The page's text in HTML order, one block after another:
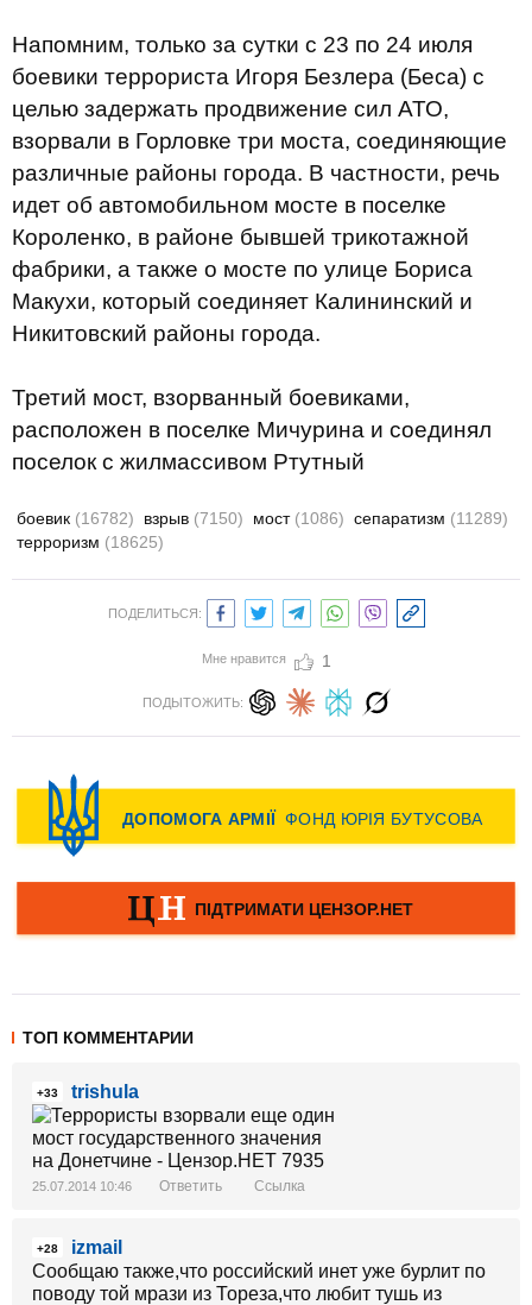
Напомним, только за сутки с 23 по 24 июля
боевики террориста Игоря Безлера (Беса) с
целью задержать продвижение сил АТО,
взорвали в Горловке три моста, соединяющие
различные районы города. В частности, речь
идет об автомобильном мосте в поселке
Короленко, в районе бывшей трикотажной
фабрики, а также о мосте по улице Бориса
Макухи, который соединяет Калининский и
Никитовский районы города.
Третий мост, взорванный боевиками,
расположен в поселке Мичурина и соединял
поселок с жилмассивом Ртутный
боевик (16782) взрыв (7150) мост (1086) сепаратизм (11289)
терроризм (18625)
ПОДЕЛИТЬСЯ:
Мне нравится 1
ПОДЫТОЖИТЬ:
ТОП КОММЕНТАРИИ
+33 trishula
25.07.2014 10:46 Ответить Ссылка
+28
izmail
Сообщаю также,что российский инет уже бурлит по
поводу той мрази из Тореза,что любит тушь из